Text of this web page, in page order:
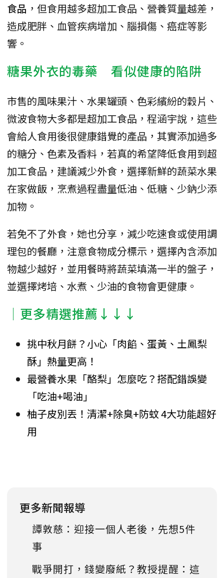
食品 ，但食用越多超加工食品、營養質量越差，
造成肥胖、血管疾病增加、腦損傷、癌症等影
響。
糖果外衣的毒藥 看似健康的陷阱
市售的風味果汁、水果罐頭、色彩繽紛的穀片、
微波食物大多都是超加工食品，程涵宇說，這些
會給人食用後很健康錯覺的產品，其實添加過多
的糖分、色素及香料，若真的希望降低食用到超
加工食品，建議減少外食，選擇新鮮的蔬菜水果
在家做飯，烹煮過程盡量低油、低糖、少鈉少添
加物。
若免不了外食，她也分享，減少吃速食或使用調
理包的餐廳，注意食物成分標示，選擇內含添加
物越少越好，並用餐時將蔬菜填滿一半的盤子，
並選擇烤培、水煮、少油的食物會更健康。
│更多精選推薦↓↓↓
挑中秋月餅？小心「肉餡、蛋黃、土鳳梨
酥」熱量更高！
最營養水果「酪梨」怎麼吃？搭配錯誤變
「吃油+喝油」
柚子皮別丟！清潔+除臭+防蚊 4大功能超好
用
更多新聞報導
譚敦慈：迎接一個人老後，先想5件
事
戰爭開打，錢變廢紙？教授提醒：這